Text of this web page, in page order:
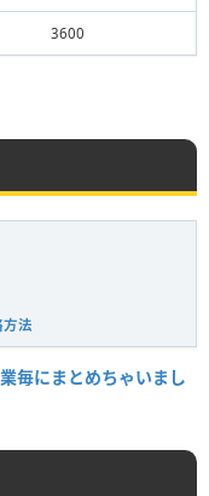
3600
法
毎にまとめちゃいまし